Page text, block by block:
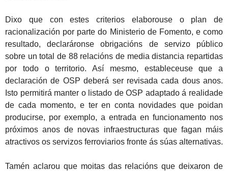
Dixo que con estes criterios elaborouse o plan de
racionalización por parte do Ministerio de Fomento, e como
resultado, declaráronse obrigacións de servizo público
sobre un total de 88 relacións de media distancia repartidas
por todo o territorio. Así mesmo, estableceuse que a
declaración de OSP deberá ser revisada cada dous anos.
Isto permitirá manter o listado de OSP adaptado á realidade
de cada momento, e ter en conta novidades que poidan
producirse, por exemplo, a entrada en funcionamento nos
próximos anos de novas infraestructuras que fagan máis
atractivos os servizos ferroviarios fronte ás súas alternativas.
Tamén aclarou que moitas das relacións que deixaron de